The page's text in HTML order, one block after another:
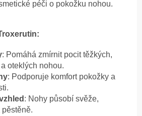
péči o pokožku nohou.
: Pomáhá zmírnit pocit těžkých,
oteklých nohou.
: Podporuje komfort pokožky a
: Nohy působí svěže,